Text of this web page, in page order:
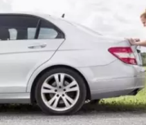
i
o
s
a
u
t